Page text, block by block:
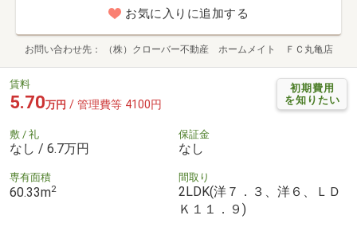
お気に入りに追加する
お問い合わせ先 （株）クローバー不動産 ホームメイト ＦＣ丸亀店
初期費用
を知りたい
賃料
5.70万円 / 管理費等 4100円
敷 / 礼
なし / 6.7万円
保証金
なし
専有面積
60.33m2
間取り
2LDK(洋７．３、洋６、ＬＤ
Ｋ１１．９)